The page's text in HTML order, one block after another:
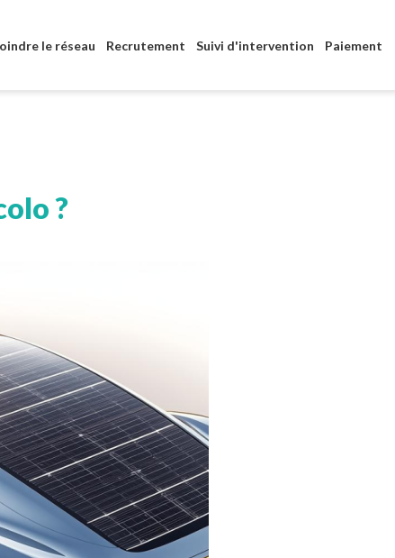
le réseau Recrutement Suivi d'intervention Paiement
?